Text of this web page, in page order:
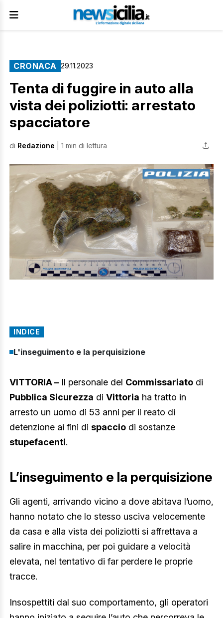
CRONACA 29.11.2023
Tenta di fuggire in auto alla
vista dei poliziotti: arrestato
spacciatore
di Redazione | 1 min di lettura
INDICE
L'inseguimento e la perquisizione
VITTORIA – Il personale del Commissariato di
Pubblica Sicurezza di Vittoria ha tratto in
arresto un uomo di 53 anni per il reato di
detenzione ai fini di spaccio di sostanze
stupefacenti.
L’inseguimento e la perquisizione
Gli agenti, arrivando vicino a dove abitava l’uomo,
hanno notato che lo stesso usciva velocemente
da casa e alla vista dei poliziotti si affrettava a
salire in macchina, per poi guidare a velocità
elevata, nel tentativo di far perdere le proprie
tracce.
Insospettiti dal suo comportamento, gli operatori